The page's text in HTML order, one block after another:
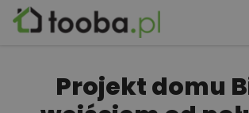
Projekt domu